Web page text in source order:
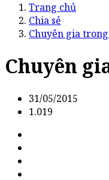
Trang chủ
Chia sẻ
Chuyên gia
Chuyên
31/05/2015
1.019